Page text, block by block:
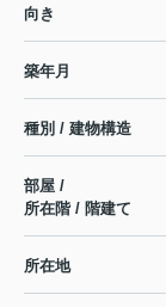
向き
築年月
種別 / 建物構造
部屋 /
所在階 / 階建て
所在地